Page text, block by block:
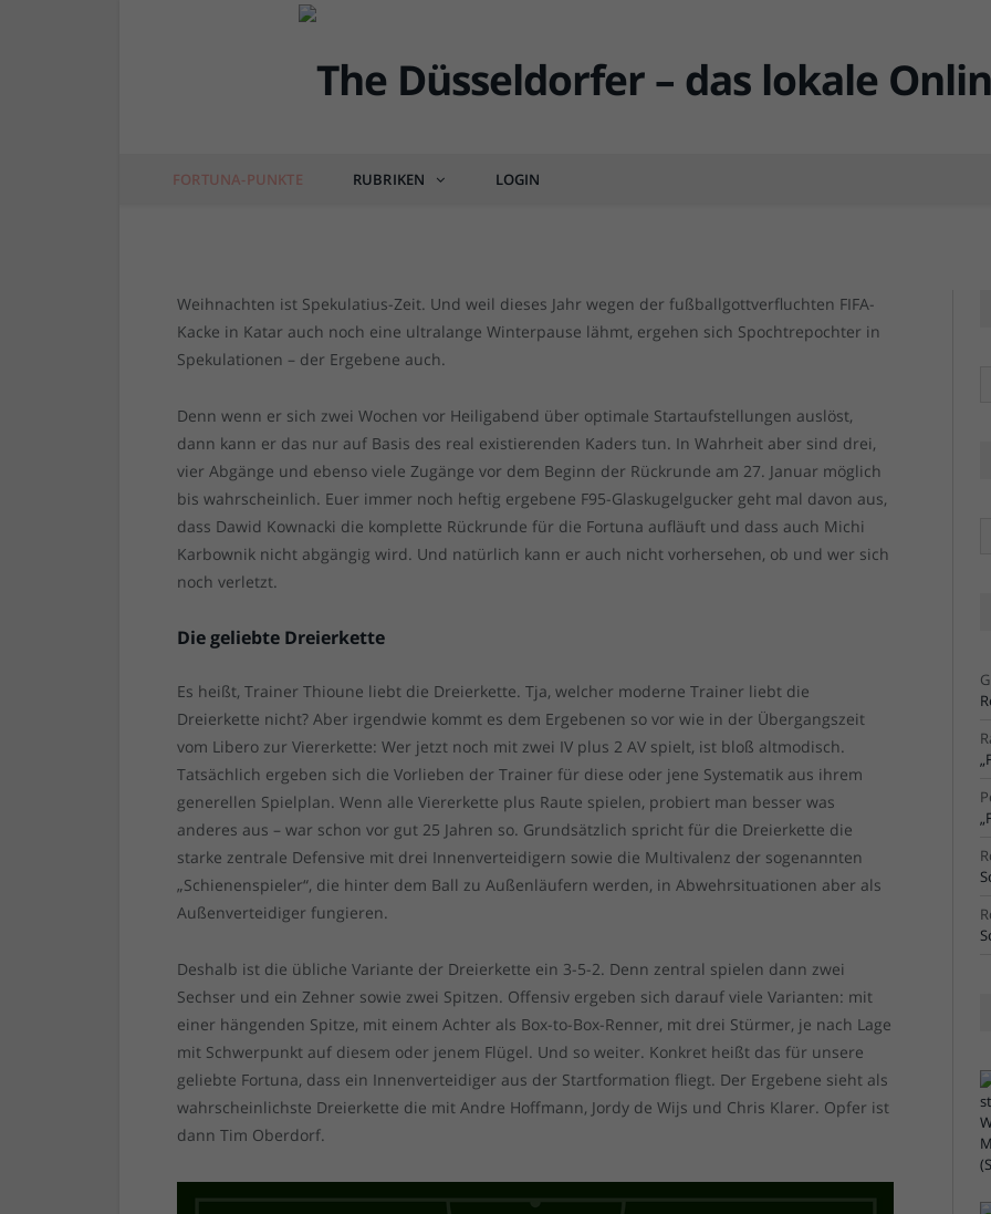
FORTUNA-PUNKTE RUBRIKEN LOGIN
Fortuna in der Rückrunde: Die idealen
Startaufstellungen
von RAINER BARTEL 13.12.2022 0 COMMENTS
Weihnachten ist Spekulatius-Zeit. Und weil dieses Jahr wegen der fußballgottverfluchten FIFA-
Kacke in Katar auch noch eine ultralange Winterpause lähmt, ergehen sich Spochtrepochter in
Spekulationen – der Ergebene auch.
Denn wenn er sich zwei Wochen vor Heiligabend über optimale Startaufstellungen auslöst,
dann kann er das nur auf Basis des real existierenden Kaders tun. In Wahrheit aber sind drei,
vier Abgänge und ebenso viele Zugänge vor dem Beginn der Rückrunde am 27. Januar möglich
bis wahrscheinlich. Euer immer noch heftig ergebene F95-Glaskugelgucker geht mal davon aus,
dass Dawid Kownacki die komplette Rückrunde für die Fortuna aufläuft und dass auch Michi
Karbownik nicht abgängig wird. Und natürlich kann er auch nicht vorhersehen, ob und wer sich
noch verletzt.
Die geliebte Dreierkette
Es heißt, Trainer Thioune liebt die Dreierkette. Tja, welcher moderne Trainer liebt die
Dreierkette nicht? Aber irgendwie kommt es dem Ergebenen so vor wie in der Übergangszeit
vom Libero zur Viererkette: Wer jetzt noch mit zwei IV plus 2 AV spielt, ist bloß altmodisch.
Tatsächlich ergeben sich die Vorlieben der Trainer für diese oder jene Systematik aus ihrem
generellen Spielplan. Wenn alle Viererkette plus Raute spielen, probiert man besser was
anderes aus – war schon vor gut 25 Jahren so. Grundsätzlich spricht für die Dreierkette die
starke zentrale Defensive mit drei Innenverteidigern sowie die Multivalenz der sogenannten
„Schienenspieler“, die hinter dem Ball zu Außenläufern werden, in Abwehrsituationen aber als
Außenverteidiger fungieren.
Deshalb ist die übliche Variante der Dreierkette ein 3-5-2. Denn zentral spielen dann zwei
Sechser und ein Zehner sowie zwei Spitzen. Offensiv ergeben sich darauf viele Varianten: mit
einer hängenden Spitze, mit einem Achter als Box-to-Box-Renner, mit drei Stürmer, je nach Lage
mit Schwerpunkt auf diesem oder jenem Flügel. Und so weiter. Konkret heißt das für unsere
geliebte Fortuna, dass ein Innenverteidiger aus der Startformation fliegt. Der Ergebene sieht als
wahrscheinlichste Dreierkette die mit Andre Hoffmann, Jordy de Wijs und Chris Klarer. Opfer ist
dann Tim Oberdorf.